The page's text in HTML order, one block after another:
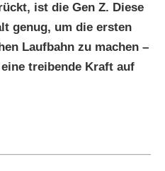
ist die Gen Z. Diese
genug, um die ersten
Laufbahn zu machen –
treibende Kraft auf